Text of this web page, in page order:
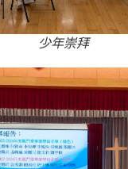
少年崇拜